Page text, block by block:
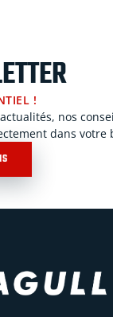
!
nos
dans votre